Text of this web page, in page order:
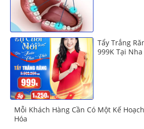
Tẩy Trắng
999K Tại
Mỗi Khách Hàng Cần Có Một Kế
Hóa